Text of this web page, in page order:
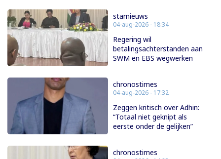
starnieuws
04-aug-2026 - 18:34
Regering wil
betalingsachterstanden aan
SWM en EBS wegwerken
chronostimes
04-aug-2026 - 17:32
Zeggen kritisch over Adhin:
“Totaal niet geknipt als
eerste onder de gelijken”
chronostimes